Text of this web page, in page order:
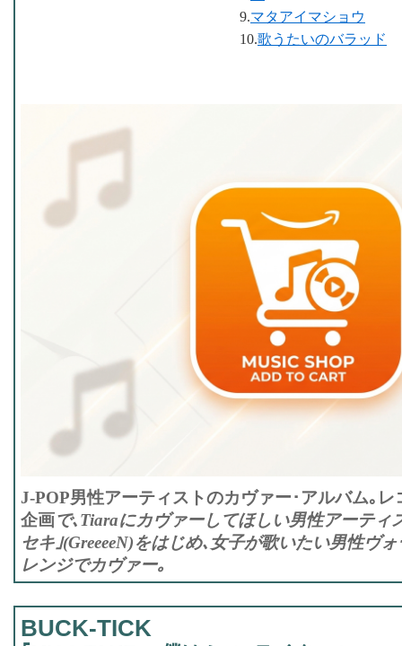
9.マタアイマショウ
10.歌うたいのバラッド
J-POP男性アーティストのカヴァー･アルバム｡
企画で､Tiaraにカヴァーしてほしい男性アーティ
セキ｣(GreeeeN)をはじめ､女子が歌いたい男性ヴ
レンジでカヴァー｡
BUCK-TICK